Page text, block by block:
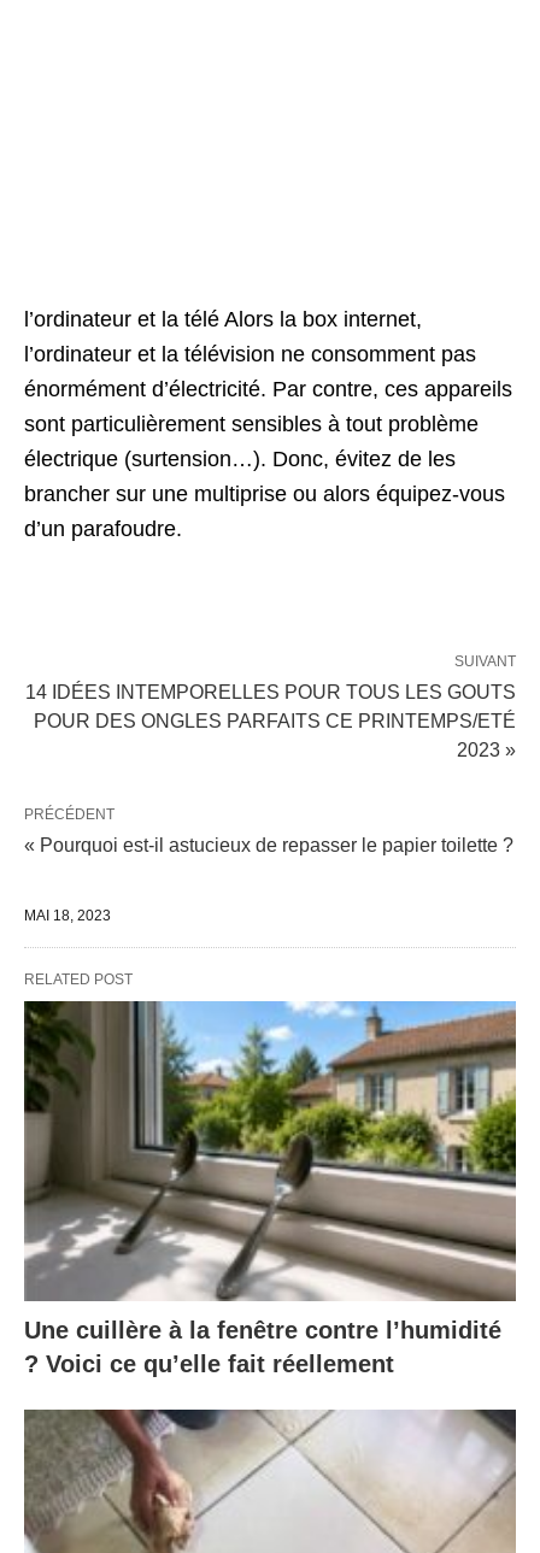
l’ordinateur et la télé Alors la box internet,
l’ordinateur et la télévision ne consomment pas
énormément d’électricité. Par contre, ces appareils
sont particulièrement sensibles à tout problème
électrique (surtension…). Donc, évitez de les
brancher sur une multiprise ou alors équipez-vous
d’un parafoudre.
SUIVANT
14 IDÉES INTEMPORELLES POUR TOUS LES GOUTS
POUR DES ONGLES PARFAITS CE PRINTEMPS/ETÉ
2023 »
PRÉCÉDENT
« Pourquoi est-il astucieux de repasser le papier toilette ?
MAI 18, 2023
RELATED POST
Une cuillère à la fenêtre contre l’humidité
? Voici ce qu’elle fait réellement